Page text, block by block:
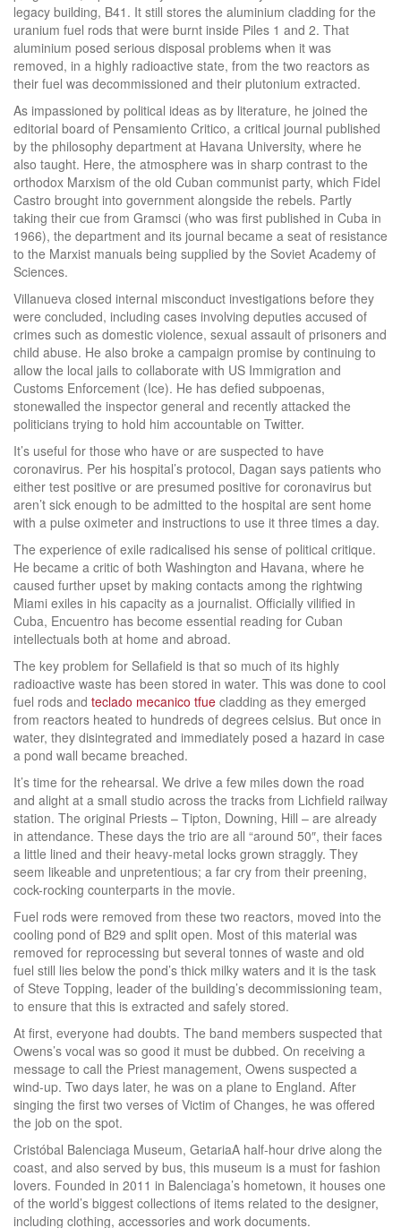
legacy building, B41. It still stores the aluminium cladding for the
uranium fuel rods that were burnt inside Piles 1 and 2. That
aluminium posed serious disposal problems when it was
removed, in a highly radioactive state, from the two reactors as
their fuel was decommissioned and their plutonium extracted.
As impassioned by political ideas as by literature, he joined the
editorial board of Pensamiento Critico, a critical journal published
by the philosophy department at Havana University, where he
also taught. Here, the atmosphere was in sharp contrast to the
orthodox Marxism of the old Cuban communist party, which Fidel
Castro brought into government alongside the rebels. Partly
taking their cue from Gramsci (who was first published in Cuba in
1966), the department and its journal became a seat of resistance
to the Marxist manuals being supplied by the Soviet Academy of
Sciences.
Villanueva closed internal misconduct investigations before they
were concluded, including cases involving deputies accused of
crimes such as domestic violence, sexual assault of prisoners and
child abuse. He also broke a campaign promise by continuing to
allow the local jails to collaborate with US Immigration and
Customs Enforcement (Ice). He has defied subpoenas,
stonewalled the inspector general and recently attacked the
politicians trying to hold him accountable on Twitter.
It’s useful for those who have or are suspected to have
coronavirus. Per his hospital’s protocol, Dagan says patients who
either test positive or are presumed positive for coronavirus but
aren’t sick enough to be admitted to the hospital are sent home
with a pulse oximeter and instructions to use it three times a day.
The experience of exile radicalised his sense of political critique.
He became a critic of both Washington and Havana, where he
caused further upset by making contacts among the rightwing
Miami exiles in his capacity as a journalist. Officially vilified in
Cuba, Encuentro has become essential reading for Cuban
intellectuals both at home and abroad.
The key problem for Sellafield is that so much of its highly
radioactive waste has been stored in water. This was done to cool
fuel rods and teclado mecanico tfue cladding as they emerged
from reactors heated to hundreds of degrees celsius. But once in
water, they disintegrated and immediately posed a hazard in case
a pond wall became breached.
It’s time for the rehearsal. We drive a few miles down the road
and alight at a small studio across the tracks from Lichfield railway
station. The original Priests – Tipton, Downing, Hill – are already
in attendance. These days the trio are all “around 50″, their faces
a little lined and their heavy-metal locks grown straggly. They
seem likeable and unpretentious; a far cry from their preening,
cock-rocking counterparts in the movie.
Fuel rods were removed from these two reactors, moved into the
cooling pond of B29 and split open. Most of this material was
removed for reprocessing but several tonnes of waste and old
fuel still lies below the pond’s thick milky waters and it is the task
of Steve Topping, leader of the building’s decommissioning team,
to ensure that this is extracted and safely stored.
At first, everyone had doubts. The band members suspected that
Owens’s vocal was so good it must be dubbed. On receiving a
message to call the Priest management, Owens suspected a
wind-up. Two days later, he was on a plane to England. After
singing the first two verses of Victim of Changes, he was offered
the job on the spot.
Cristóbal Balenciaga Museum, GetariaA half-hour drive along the
coast, and also served by bus, this museum is a must for fashion
lovers. Founded in 2011 in Balenciaga’s hometown, it houses one
of the world’s biggest collections of items related to the designer,
including clothing, accessories and work documents.